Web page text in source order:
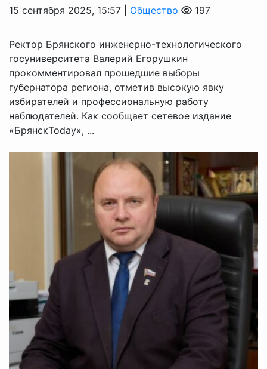
15 сентября 2025, 15:57 | Общество 197
Ректор Брянского инженерно-технологического
госуниверситета Валерий Егорушкин
прокомментировал прошедшие выборы
губернатора региона, отметив высокую явку
избирателей и профессиональную работу
наблюдателей. Как сообщает сетевое издание
«БрянскToday», ...